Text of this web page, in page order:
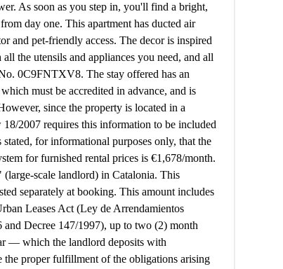
As soon as you step in, you'll find a bright,
day one. This apartment has ducted air
and pet-friendly access. The decor is inspired
the utensils and appliances you need, and all
0C9FNTXV8. The stay offered has an
must be accredited in advance, and is
since the property is located in a
2007 requires this information to be included
for informational purposes only, that the
for furnished rental prices is €1,678/month.
scale landlord) in Catalonia. This
separately at booking. This amount includes
Leases Act (Ley de Arrendamientos
Decree 147/1997), up to two (2) month
— which the landlord deposits with
proper fulfillment of the obligations arising